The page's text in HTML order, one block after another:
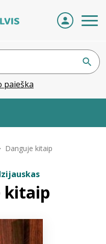
paieška
Danguje kitaip
kitaip